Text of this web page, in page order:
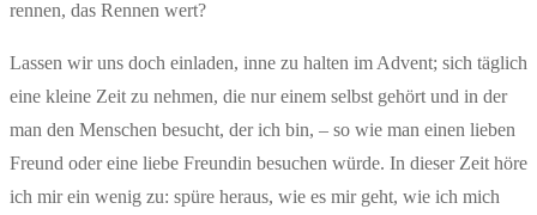
rennen, das Rennen wert?
Lassen wir uns doch einladen, inne zu halten im Advent; sich täglich
eine kleine Zeit zu nehmen, die nur einem selbst gehört und in der
man den Menschen besucht, der ich bin, – so wie man einen lieben
Freund oder eine liebe Freundin besuchen würde. In dieser Zeit höre
ich mir ein wenig zu: spüre heraus, wie es mir geht, wie ich mich